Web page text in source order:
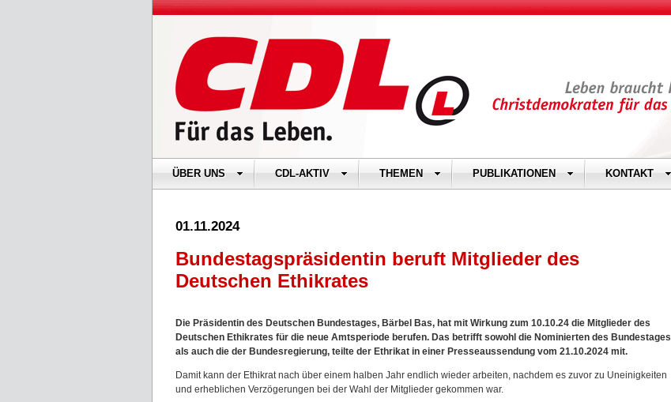
ÜBER UNS CDL-AKTIV THEMEN PUBLIKATIONEN KONTAKT
01.11.2024
Bundestagspräsidentin beruft Mitglieder des
Deutschen Ethikrates
Die Präsidentin des Deutschen Bundestages, Bärbel Bas, hat mit Wirkung zum 10.10.24 die Mitglieder des
Deutschen Ethikrates für die neue Amtsperiode berufen. Das betrifft sowohl die Nominierten des Bundestages
als auch die der Bundesregierung, teilte der Ethrikat in einer Presseaussendung vom 21.10.2024 mit.
Damit kann der Ethikrat nach über einem halben Jahr endlich wieder arbeiten, nachdem es zuvor zu Uneinigkeiten
und erheblichen Verzögerungen bei der Wahl der Mitglieder gekommen war.